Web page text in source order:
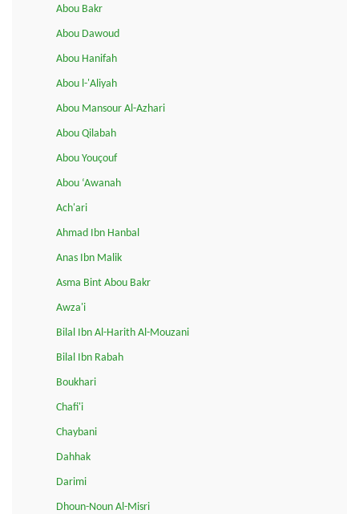
Abou Bakr
Abou Dawoud
Abou Hanifah
Abou l-'Aliyah
Abou Mansour Al-Azhari
Abou Qilabah
Abou Youçouf
Abou ‘Awanah
Ach'ari
Ahmad Ibn Hanbal
Anas Ibn Malik
Asma Bint Abou Bakr
Awza'i
Bilal Ibn Al-Harith Al-Mouzani
Bilal Ibn Rabah
Boukhari
Chafi'i
Chaybani
Dahhak
Darimi
Dhoun-Noun Al-Misri